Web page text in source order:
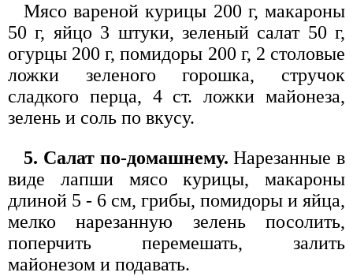
Мясо вареной курицы 200 г, макароны
50 г, яйцо 3 штуки, зеленый салат 50 г,
огурцы 200 г, помидоры 200 г, 2 столовые
ложки зеленого горошка, стручок
сладкого перца, 4 ст. ложки майонеза,
зелень и соль по вкусу.
5. Салат по-домашнему. Нарезанные в
виде лапши мясо курицы, макароны
длиной 5 - 6 см, грибы, помидоры и яйца,
мелко нарезанную зелень посолить,
поперчить перемешать, залить
майонезом и подавать.